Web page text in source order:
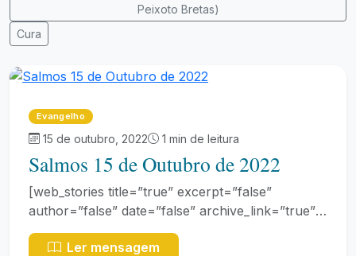
Peixoto Bretas)
Cura
Evangelho
15 de outubro, 2022 1 min de leitura
Salmos 15 de Outubro de 2022
[web_stories title=”true” excerpt=”false”
author=”false” date=”false” archive_link=”true”
archive_link_label=”” circle_size=…
Ler mensagem